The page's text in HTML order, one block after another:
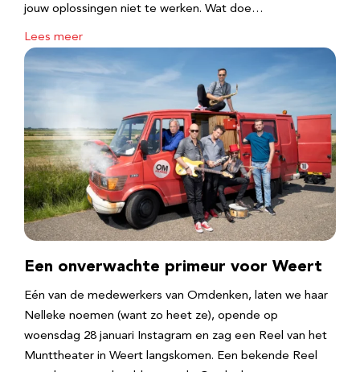
jouw oplossingen niet te werken. Wat doe…
Lees meer
Een onverwachte primeur voor Weert
Eén van de medewerkers van Omdenken, laten we haar
Nelleke noemen (want zo heet ze), opende op
woensdag 28 januari Instagram en zag een Reel van het
Munttheater in Weert langskomen. Een bekende Reel